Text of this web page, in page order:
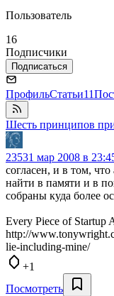
Пользователь
16
Подписчики
Подписаться
ПрофильСтатьи11
Шесть принципов
23531 мар 2008 в
согласен, и в том,
найти в памяти и в
собраны куда более
Every Piece of Startup
http://
lie-including-mine/
+1
Посмотреть